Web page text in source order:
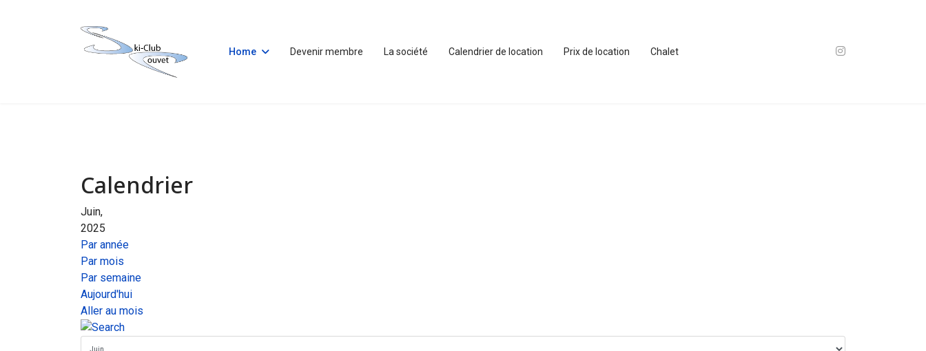
Home Devenir membre La société Calendrier de location Prix de location Chalet
Calendrier
Juin,
2025
Par année
Par mois
Par semaine
Aujourd'hui
Aller au mois